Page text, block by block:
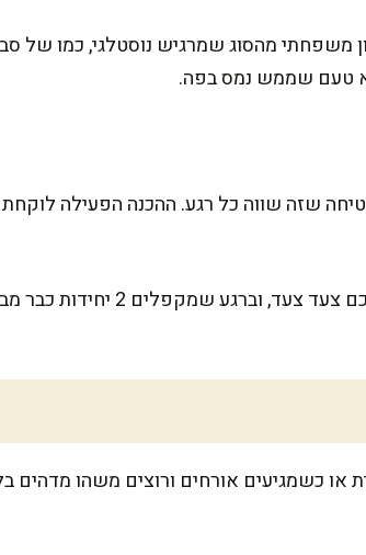
משפחתי מהסוג שמרגיש נוסטלגי, כמו של
טעם שממש נמס בפה.
אל תדאגו, זה פשוט יותר ממה שזה נראה.
משפחתית או כשמגיעים אורחים ורוצים משהו